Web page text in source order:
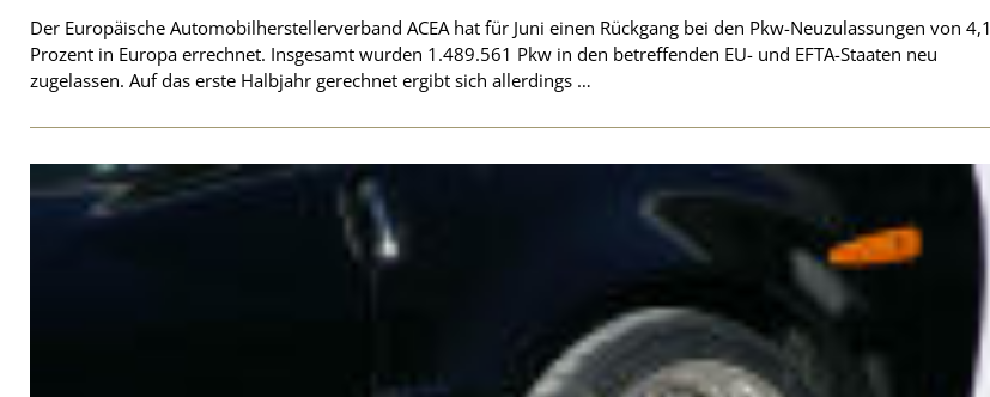
Der Europäische Automobilherstellerverband ACEA hat für Juni einen Rückgang bei den Pkw-Neuzulassungen von 4,1
Prozent in Europa errechnet. Insgesamt wurden 1.489.561 Pkw in den betreffenden EU- und EFTA-Staaten neu
zugelassen. Auf das erste Halbjahr gerechnet ergibt sich allerdings …